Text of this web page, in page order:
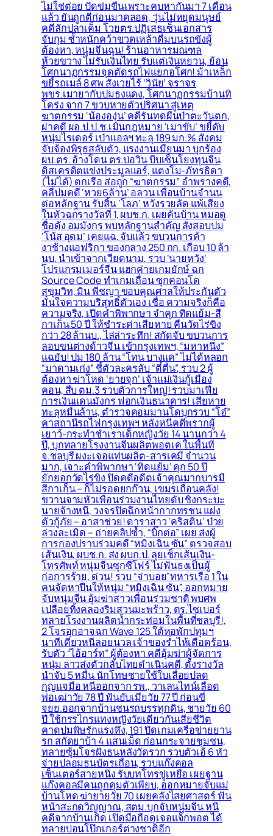
ไม่ใช่ต่อย ปัดข่มขืนเพราะคบหากันมา 7 เดือน
แล้ว ยันถูกตีก่อนมาคลอด, วุ่นไม่หยุดมนุษย์
คดีลักปลาเค็ม โวยตร.ปฏิเสธเซ็นเอกสาร
จับกุม ซ้ำหนักคว้าขวดเหล้าดื่มบนรถขังผู้
ต้องหา, หนุ่มจีนฉุน! ร้านอาหารมณฑล
ห้วยขวาง ไม่รับเงินไทย รับแต่เงินหยวน, ย้อน
โศกนาฏกรรมจุดตัดรถไฟแยกอโศก! ม้าเหล็ก
ขยี้รถเมล์ 8 ศพ สังเวยไร้ ‘วินัย’ จราจร
พขร.เมายากับปมธงแดง, โศกนาฏกรรมบ้านทิ
โคร่ง จาก 7 ขวบหายตัวปริศนา สู่เหตุ
ฆาตกรรม ‘น้ององุ่น’ คดีรันทดผืนป่าตะวันตก,
ผ่าคดี ผอ.ป.ป.ช.เมินกฎหมาย ‘เมาขับ’ ขยี้ดับ
หนุ่มไรเดอร์ เป่าแอลฯ ทะลุ 189 มก.% สังคม
จับจ้องพิรุธสลับตัว, แรงงานเมียนมา บุกร้อง
ผบ.ตร. อ้างโดน ตร.บ่อวิน บีบเซ็นโยงทุนจีน
ดิสเครดิตแข่งประมูลแอร์, แตงโม-ภัทรธิดา
(ไม่ได้) ตกเรือ ส่อถูก “ฆาตกรรม” อำพรางคดี,
คลี่ปมคดี ‘หวย6ล้าน’ อลวน เพื่อนบ้านจำนน
ต่อหลักฐาน รับสิ้น ‘โลภ’ หวังรวยลัด แพ้เสียง
ในหัวฉกรางวัลที่ 1, ผบช.ก. เผยค้นบ้าน หมอดู
ชื่อดัง อมมังกร พบหลักฐานสำคัญ สั่งสอบปม
‘โน้ส อุดม’ เคยแฉ, จับแล้ว ขบวนการค้า
งาช้างแอฟริกา ของกลาง 250 กก. เกือบ 10 ล้า
นบ. นำเข้าจากเวียดนาม, รวบ ‘นายหวัง’
โปรแกรมเมอร์จีน แฮกค่ายเกมยักษ์ ฉก
Source Code ทำเกมเถื่อน ซุกคอนโด
สุขุมวิท, มิน พีชญา ขอบคุณศาลให้ประกันตัว
มั่นใจความบริสุทธิ์ตัวเอง เชื่อ ความจริงก็คือ
ความจริง, เปิดคำพิพากษา จำคุก ทิดแย้ม-สี
กาเก็น 50 ปี ให้ชำระค่าเสียหาย คืนวัดไร่ขิง
กว่า 28 ล้านบ., ไล่ล่าระทึก! สกัดจับ ขบวนการ
ลอบขนต่างด้าวจีน เข้ากรุงเทพฯ, “มหาหนึ่ง”
แฉยับ! ปม 180 ล้าน “โทน บางแค” ไม่ได้หลอก
“มาดามเก่ง” ชี้ตัวละครลับ “ตี๋ตื่น”, รวบ 2 ผู้
ต้องหา ฆ่าโหด ‘ยายจุก’ เจ้าแม่เงินกู้เมือง
คอน, สืบ ตม.3 รวบตัวการใหญ่! รวบมาเฟีย
การเงินแดนมังกร ฟอกเงินธนาคาร! เสียหาย
ทะลุหมื่นล้าน, ตำรวจคอมมานโดบุกรวบ “โอ๋”
คาสถานีรถไฟกรุงเทพฯ หลังหนีคดีพรากผู้
เยาว์-กระทำชำเราเด็กหญิงวัย 14 นานกว่า 4
ปี, บุกทลายโรงงานจีนผลิตพอตเค ในพื้นที่
จ.ชลบุรี ผงะเจอแท่นผลิต-สารเคมี จำนวน
มาก, เจาะคำพิพากษา ‘ทิดแย้ม’ คุก 50 ปี
ยักยอกวัดไร่ขิง ปิดคดีอดีตเจ้าคุณมากบารมี
สีกาเก็น – ก็ไม่รอดยกก๊วน, เขมรเถื่อนคลั่ง!
ขวานจามหัวเพื่อนร่วมงานไทยดับ ชิงกระบะ
นายจ้างหนี, วงจรปิดฉีกหน้ากากทรชน แฝง
ตัวกู้ภัย – อาสาช่วย! ดาราสาว ‘คริสติน’ ป่วย
ล่วงละเมิด – ถ่ายคลิปซ้ำ, “บิ๊กต่อ” เผย ส่งผู้
การกองปราบร่วมคดี “หมิงเฉิน ซัน” ตรวจสอบ
เส้นเงิน, ผบช.ก. ส่ง ผบก.ป. ลุยเช็กเส้นเงิน-
โทรศัพท์ หนุ่มจีนซุกซีโฟร์ ไม่ฟันธงเป็นผู้
ก่อการร้าย, ด่วน! รวบ “จ่าบอย”ทหารเรือ 1 ใน
คนจัดหาปืนให้หนุ่ม “หมิงเฉิน ซัน”, ออกหมาย
จับหนุ่มจีน อุ้มฆ่าสาวเพื่อนร่วมชาติ พบศพ
เปลือยทิ้งคลองริมสวนมะพร้าว, ตร.ไซเบอร์
ทลายโรงงานผลิตน้ำกระท่อมในพื้นที่ชลบุรี!,
2 โจรอุกอาจฉก Wave 125 ใต้หอพักปทุมฯ
นาทีเดียวหนีลอยนวล เจ้าของร่ำไห้เดือดร้อน,
รับตัว “ไอ้อาร์ท” ผู้ต้องหา คดีอุ้มฆ่าผู้จัดการ
หนุ่ม ลาวส่งตัวกลับไทยดำเนินคดี, ตั้งรางวัล
นำจับ 5 หมื่น นักโทษชายใช้ใบเลื่อยปลด
กุญแจมือ หนีออกจาก รพ., วาเลนไทน์เลือด
พ่อเฒ่าวัย 78 ปี ฟันยับเมียวัย 77 ปี ก่อนขี่
จยย.ออกจากบ้านชนรถบรรทุกดิน, ชายวัย 60
ปี ใช้กรรไกรแทงหญิงวัยเดียวกันเสียชีวิต
คาดปมพิษรักแรงหึง, 191 ปิดเกมเครือข่ายยาน
รก สกัดยาบ้า 4 แสนเม็ด ก่อนกระจายชุมชน,
ทลายซุ้มโจรฝั่งธนหลังวัดรวก รวบตัวเอ้ 6 หัว
จ่ายปลอมธนบัตรเถื่อน, รวบแก๊งคอล
เซ็นเตอร์สายหนึ่ง รับบทโทรขู่เหยื่อ เผยฐาน
แก๊งคอลมีคนถูกคุมตัวเพียบ, ออกหมายจับแม่
บ้านโหด ฆ่ายายวัย 70 เผยคลั่งไสยศาสตร์ ฟัน
หน้าสะกดวิญญาณ, สตม.บุกจับหนุ่มจีน หนี
คดีจากบ้านเกิด เปิดมือถือดูเจอแจ็กพอต ได้
ทลายบ่อนโป๊กเกอร์ต่างชาติอีก